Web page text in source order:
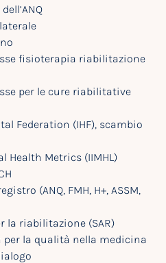
fisioterapia riabilitazione
per le cure riabilitative
Federation (IHF), scambio
Health Metrics (IIMHL)
(ANQ, FMH, H+, ASSM,
la riabilitazione (SAR)
per la qualità nella medicina